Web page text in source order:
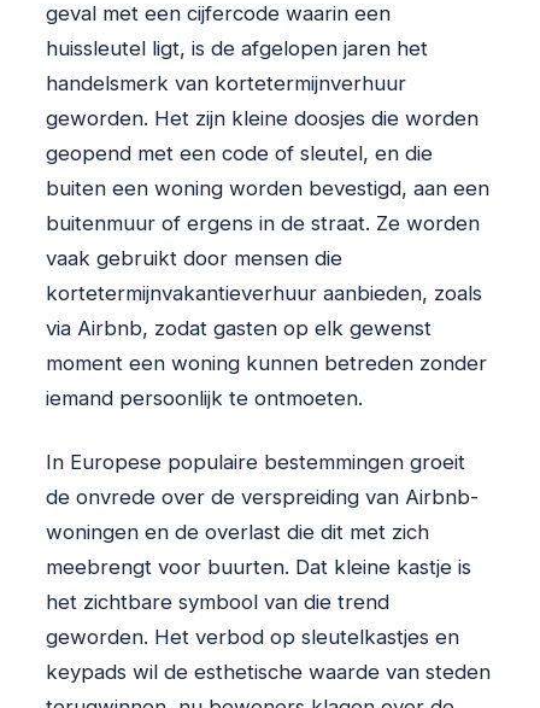
geval met een cijfercode waarin een
huissleutel ligt, is de afgelopen jaren het
handelsmerk van kortetermijnverhuur
geworden. Het zijn kleine doosjes die worden
geopend met een code of sleutel, en die
buiten een woning worden bevestigd, aan een
buitenmuur of ergens in de straat. Ze worden
vaak gebruikt door mensen die
kortetermijnvakantieverhuur aanbieden, zoals
via Airbnb, zodat gasten op elk gewenst
moment een woning kunnen betreden zonder
iemand persoonlijk te ontmoeten.
In Europese populaire bestemmingen groeit
de onvrede over de verspreiding van Airbnb-
woningen en de overlast die dit met zich
meebrengt voor buurten. Dat kleine kastje is
het zichtbare symbool van die trend
geworden. Het verbod op sleutelkastjes en
keypads wil de esthetische waarde van steden